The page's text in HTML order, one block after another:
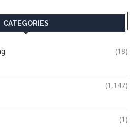
CATEGORIES
(18)
(1,147)
(1)